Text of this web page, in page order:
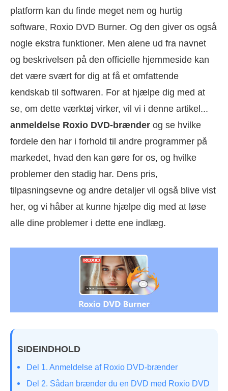
platform kan du finde meget nem og hurtig
software, Roxio DVD Burner. Og den giver os også
nogle ekstra funktioner. Men alene ud fra navnet
og beskrivelsen på den officielle hjemmeside kan
det være svært for dig at få et omfattende
kendskab til softwaren. For at hjælpe dig med at
se, om dette værktøj virker, vil vi i denne artikel...
anmeldelse Roxio DVD-brænder og se hvilke
fordele den har i forhold til andre programmer på
markedet, hvad den kan gøre for os, og hvilke
problemer den stadig har. Dens pris,
tilpasningsevne og andre detaljer vil også blive vist
her, og vi håber at kunne hjælpe dig med at løse
alle dine problemer i dette ene indlæg.
SIDEINDHOLD
Del 1. Anmeldelse af Roxio DVD-brænder
Del 2. Sådan brænder du en DVD med Roxio DVD